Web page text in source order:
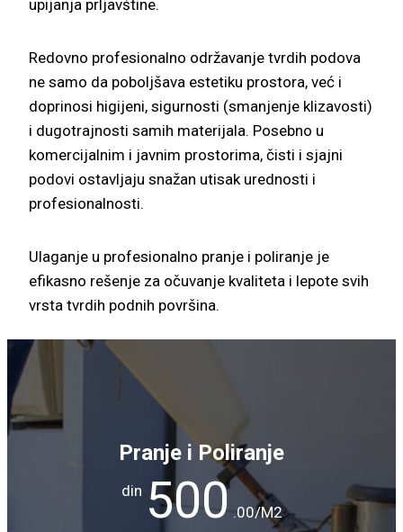
upijanja prljavštine.
Redovno profesionalno održavanje tvrdih podova
ne samo da poboljšava estetiku prostora, već i
doprinosi higijeni, sigurnosti (smanjenje klizavosti)
i dugotrajnosti samih materijala. Posebno u
komercijalnim i javnim prostorima, čisti i sjajni
podovi ostavljaju snažan utisak urednosti i
profesionalnosti.
Ulaganje u profesionalno pranje i poliranje je
efikasno rešenje za očuvanje kvaliteta i lepote svih
vrsta tvrdih podnih površina.
Pranje i Poliranje
din 500 .00/M2